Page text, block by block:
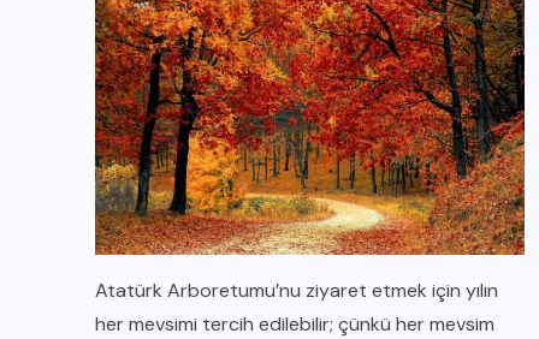
Atatürk Arboretumu’nu ziyaret etmek için yılın
her mevsimi tercih edilebilir; çünkü her mevsim